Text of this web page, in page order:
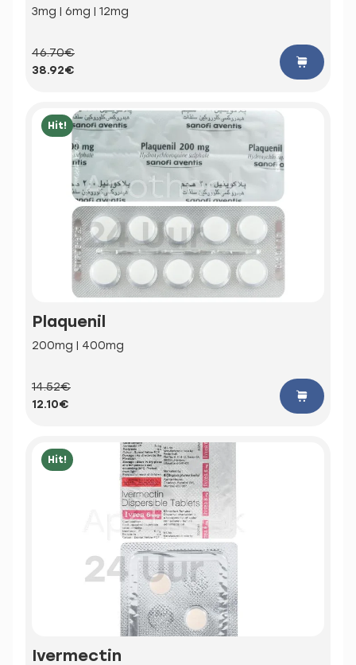
3mg | 6mg | 12mg
46.70€
38.92€
Hit!
Plaquenil
200mg | 400mg
14.52€
12.10€
Hit!
Ivermectin